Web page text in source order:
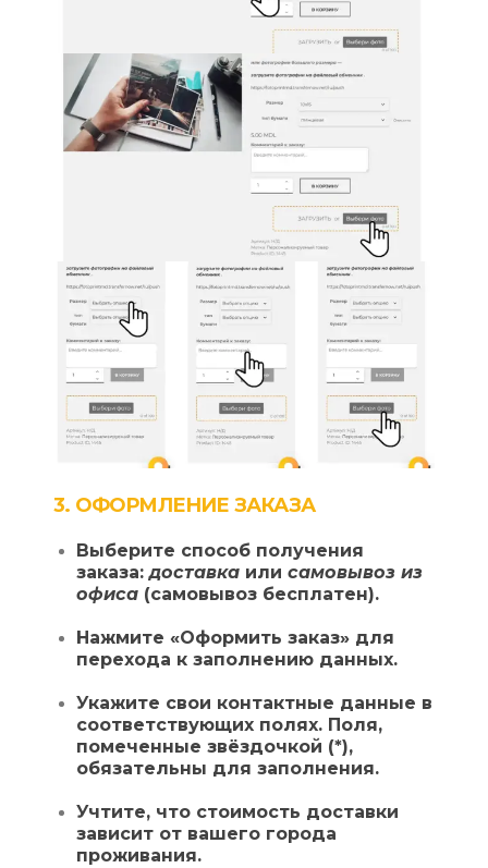
3. ОФОРМЛЕНИЕ ЗАКАЗА
Выберите способ получения
заказа:доставка или самовывоз из
офиса (самовывоз бесплатен).
Нажмите «Оформить заказ» для
перехода к заполнению данных.
Укажите свои контактные данные в
соответствующих полях. Поля,
помеченные звёздочкой (*),
обязательны для заполнения.
Учтите, что стоимость доставки
зависит от вашего города
проживания.